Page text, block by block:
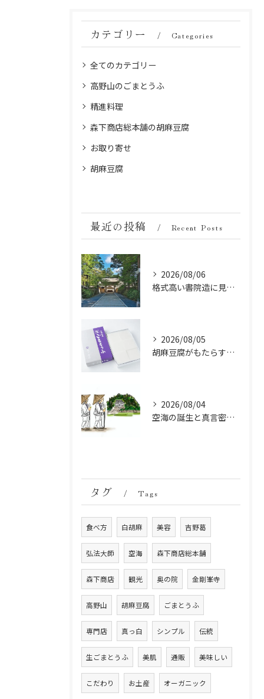
カテゴリー Categories
全てのカテゴリー
高野山のごまとうふ
精進料理
森下商店総本舗の胡麻豆腐
お取り寄せ
胡麻豆腐
最近の投稿 Recent Posts
2026/08/06
格式高い書院造に見る金剛峯寺の中世から近世への変遷
2026/08/05
胡麻豆腐がもたらす美肌の秘密：ビタミンEと抗酸化成分の力
2026/08/04
空海の誕生と真言密教の始まり：お遍路伝説の起点
タグ Tags
食べ方 白胡麻 美容 吉野葛
弘法大師 空海 森下商店総本舗
森下商店 観光 奥の院 金剛峯寺
高野山 胡麻豆腐 ごまとうふ
専門店 真っ白 シンプル 伝統
生ごまとうふ 美肌 通販 美味しい
こだわり お土産 オーガニック